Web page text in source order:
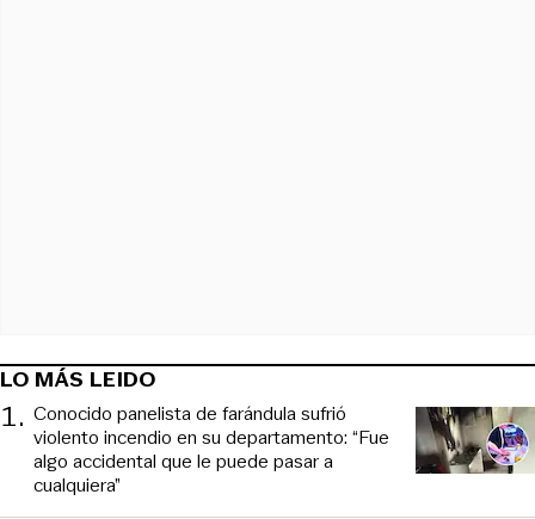
LO MÁS LEIDO
1. Conocido panelista de farándula sufrió
violento incendio en su departamento: “Fue
algo accidental que le puede pasar a
cualquiera”